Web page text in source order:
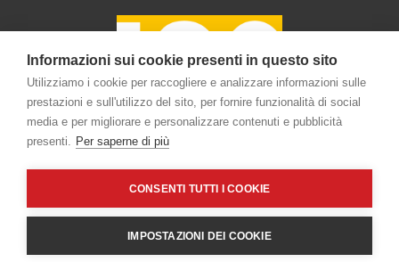
CONTATTI|TERMINI D'USO|NOTE LEGALI|COOKIE & PRIVACY POLICY
developed byEMOTION DESIGN
Informazioni sui cookie presenti in questo sito
Utilizziamo i cookie per raccogliere e analizzare informazioni sulle
prestazioni e sull'utilizzo del sito, per fornire funzionalità di social
media e per migliorare e personalizzare contenuti e pubblicità
presenti. Per saperne di più
CONSENTI TUTTI I COOKIE
IMPOSTAZIONI DEI COOKIE